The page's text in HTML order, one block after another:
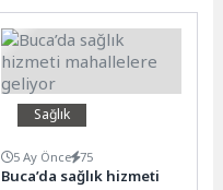
mücadelede proaktif su
yönetimi vizyonu
doğrultusunda hayata
geçirdiği...
Sağlık
5 Ay Önce 75
Buca’da sağlık hizmeti